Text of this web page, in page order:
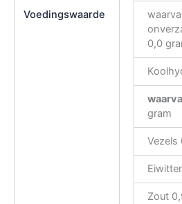
Voedingswaarde
0,0
gram
Vezels
Zout